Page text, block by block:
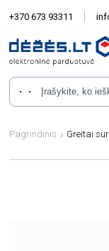
+370 673 93311
Pagrindinis Greitai